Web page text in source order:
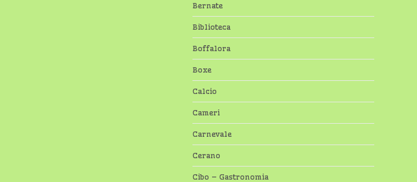
Bernate
Biblioteca
Boffalora
Boxe
Calcio
Cameri
Carnevale
Cerano
Cibo – Gastronomia